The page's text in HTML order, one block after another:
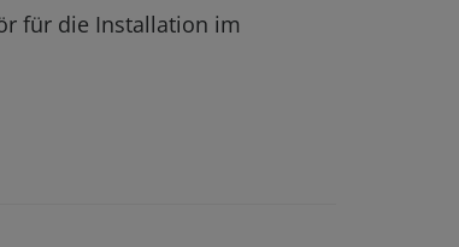
für die Installation im